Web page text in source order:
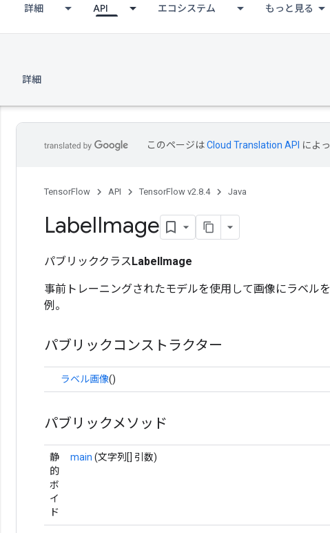
詳細 API エコシステム もっと見る
詳細
このページはCloud Translation API によ
TensorFlow API TensorFlow v2.8.4 Java
LabelImage
パブリッククラスLabelImage
事前トレーニングされたモデルを使用して画像にラベル
例。
パブリックコンストラクター
ラベル画像()
パブリックメソッド
静
的
ボ
イ
ド
main (文字列[] 引数)